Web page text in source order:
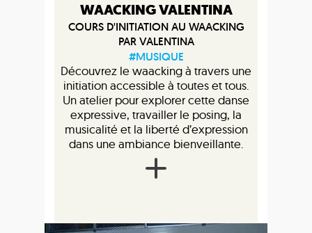
WAACKING VALENTINA
COURS D'INITIATION AU WAACKING
PAR VALENTINA
#MUSIQUE
Découvrez le waacking à travers une
initiation accessible à toutes et tous.
Un atelier pour explorer cette danse
expressive, travailler le posing, la
musicalité et la liberté d’expression
dans une ambiance bienveillante.